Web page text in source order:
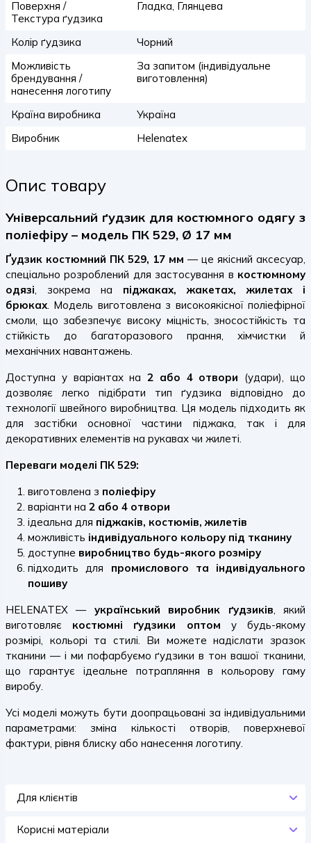
Поверхня /
Текстура ґудзика
Гладка, Глянцева
Колір ґудзика
Чорний
Можливість
брендування /
нанесення логотипу
За запитом (індивідуальне
виготовлення)
Країна виробника
Україна
Виробник
Helenatex
Опис товару
Універсальний ґудзик для костюмного одягу з
поліефіру – модель ПК 529, Ø 17 мм
Ґудзик костюмний ПК 529, 17 мм — це якісний аксесуар,
спеціально розроблений для застосування в костюмному
одязі, зокрема на піджаках, жакетах, жилетах і
брюках. Модель виготовлена з високоякісної поліефірної
смоли, що забезпечує високу міцність, зносостійкість та
стійкість до багаторазового прання, хімчистки й
механічних навантажень.
Доступна у варіантах на2 або 4 отвори (удари), що
дозволяє легко підібрати тип ґудзика відповідно до
технології швейного виробництва. Ця модель підходить як
для застібки основної частини піджака, так і для
декоративних елементів на рукавах чи жилеті.
Переваги моделі ПК 529:
виготовлена з поліефіру
варіанти на 2 або 4 отвори
ідеальна для піджаків, костюмів, жилетів
можливість індивідуального кольору під тканину
доступне виробництво будь-якого розміру
підходить для промислового та індивідуального
пошиву
HELENATEX — український виробник ґудзиків, який
виготовляє костюмні ґудзики оптом у будь-якому
розмірі, кольорі та стилі. Ви можете надіслати зразок
тканини — і ми пофарбуємо ґудзики в тон вашої тканини,
що гарантує ідеальне потрапляння в кольорову гаму
виробу.
Усі моделі можуть бути доопрацьовані за індивідуальними
параметрами: зміна кількості отворів, поверхневої
фактури, рівня блиску або нанесення логотипу.
Для клієнтів
Корисні матеріали